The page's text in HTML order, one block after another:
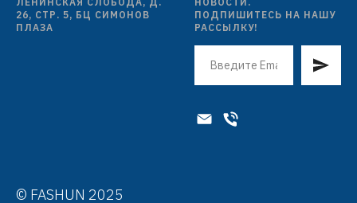
26, СТР. 5, БЦ СИМОНОВ
ПЛАЗА
ПОДПИШИТЕСЬ НА НАШУ
РАССЫЛКУ!
© FASHUN 2025